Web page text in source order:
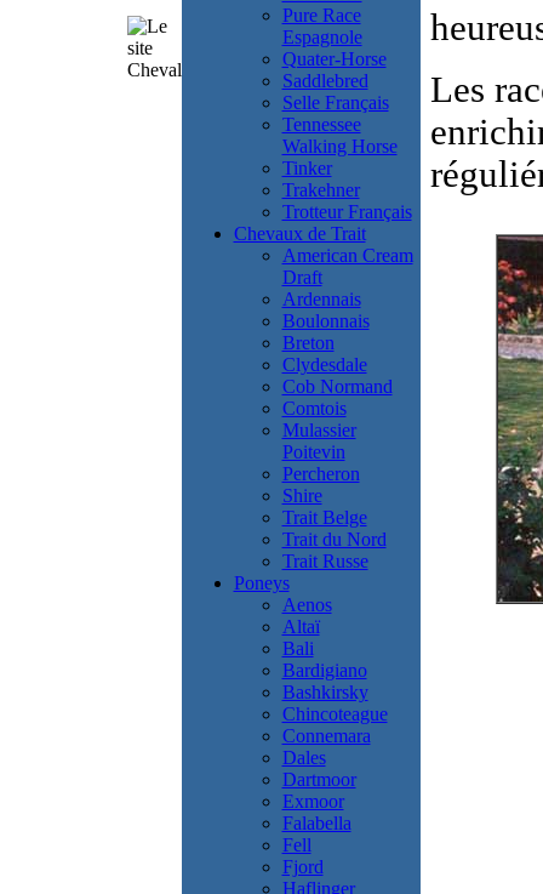
Pure Race
Espagnole
Quater-Horse
Saddlebred
Selle Français
Tennessee
Walking Horse
Tinker
Trakehner
Trotteur Français
Chevaux de Trait
American Cream
Draft
Ardennais
Boulonnais
Breton
Clydesdale
Cob Normand
Comtois
Mulassier
Poitevin
Percheron
Shire
Trait Belge
Trait du Nord
Trait Russe
Poneys
Aenos
Altaï
Bali
Bardigiano
Bashkirsky
Chincoteague
Connemara
Dales
Dartmoor
Exmoor
Falabella
Fell
Fjord
Haflinger
Les